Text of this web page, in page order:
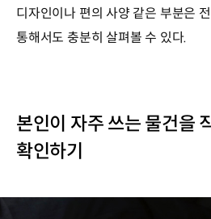
디자인이나 편의 사양 같은 부분은
통해서도 충분히 살펴볼 수 있다.
본인이 자주 쓰는 물건을
확인하기